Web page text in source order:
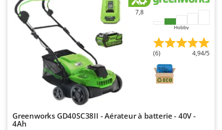
7,8
Hobby
(6) 4,94/5
Greenworks GD40SC38II - Aérateur à batterie - 40V -
4Ah